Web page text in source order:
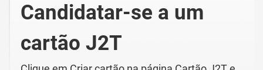
Candidatar-se a um
cartão J2T